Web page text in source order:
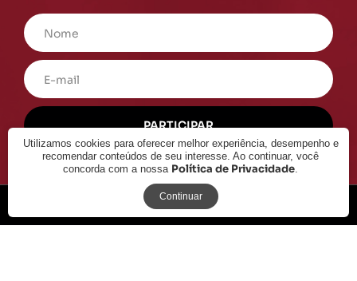
Utilizamos cookies para oferecer melhor experiência, desempenho e
recomendar conteúdos de seu interesse. Ao continuar, você
concorda com a nossa Política de Privacidade.
Continuar